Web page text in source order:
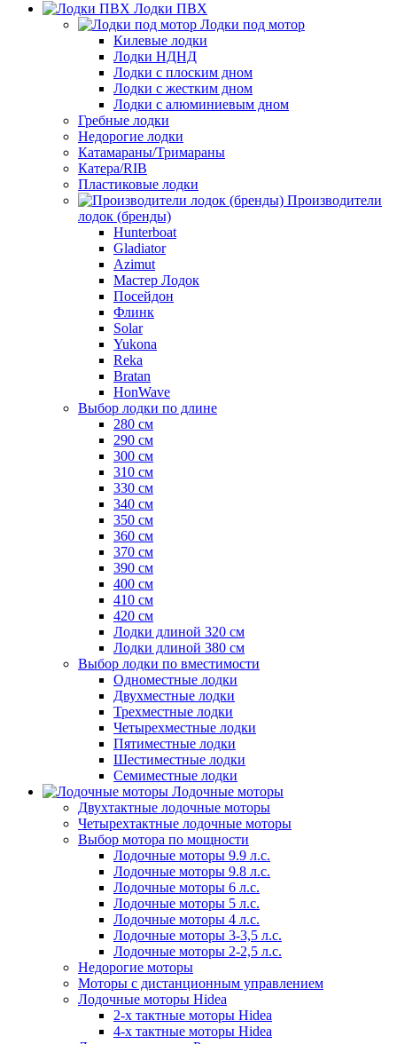
Лодки ПВХ
Лодки под мотор
Килевые лодки
Лодки НДНД
Лодки с плоским дном
Лодки с жестким дном
Лодки с алюминиевым дном
Гребные лодки
Недорогие лодки
Катамараны/Тримараны
Катера/RIB
Пластиковые лодки
Производители
лодок (бренды)
Hunterboat
Gladiator
Azimut
Мастер Лодок
Посейдон
Флинк
Solar
Yukona
Reka
Bratan
HonWave
Выбор лодки по длине
280 см
290 см
300 см
310 см
330 см
340 см
350 см
360 см
370 см
390 см
400 см
410 см
420 см
Лодки длиной 320 см
Лодки длиной 380 см
Выбор лодки по вместимости
Одноместные лодки
Двухместные лодки
Трехместные лодки
Четырехместные лодки
Пятиместные лодки
Шестиместные лодки
Семиместные лодки
Лодочные моторы
Двухтактные лодочные моторы
Четырехтактные лодочные моторы
Выбор мотора по мощности
Лодочные моторы 9.9 л.с.
Лодочные моторы 9.8 л.с.
Лодочные моторы 6 л.с.
Лодочные моторы 5 л.с.
Лодочные моторы 4 л.с.
Лодочные моторы 3-3,5 л.с.
Лодочные моторы 2-2,5 л.с.
Недорогие моторы
Моторы с дистанционным управлением
Лодочные моторы Hidea
2-х тактные моторы Hidea
4-х тактные моторы Hidea